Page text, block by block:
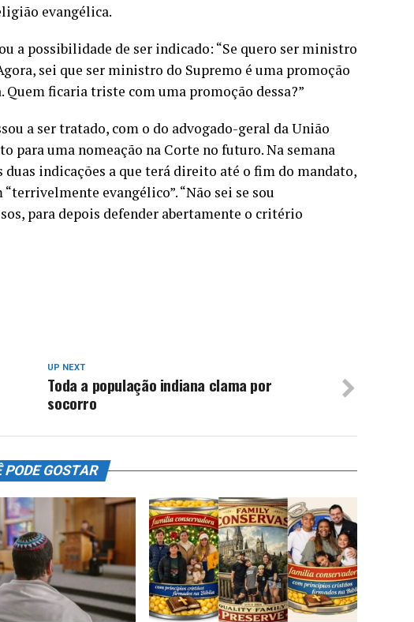
evangélica.
a possibilidade de ser indicado: “Se quero ser ministro
sei que ser ministro do Supremo é uma promoção
Quem ficaria triste com uma promoção dessa?”
a ser tratado, com o do advogado-geral da União
para uma nomeação na Corte no futuro. Na semana
duas indicações a que terá direito até o fim do mandato,
evangélico”. “Não sei se sou
para depois defender abertamente o critério
UP NEXT
Toda a população indiana clama por
socorro
PODE GOSTAR